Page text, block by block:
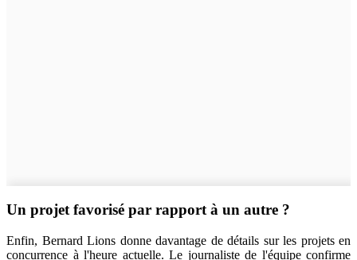
Un projet favorisé par rapport à un autre ?
Enfin, Bernard Lions donne davantage de détails sur les projets en
concurrence à l'heure actuelle. Le journaliste de l'équipe confirme